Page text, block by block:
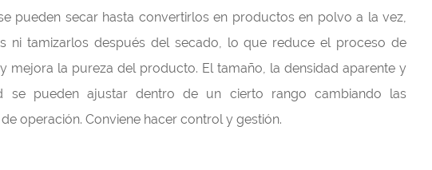
pueden secar hasta convertirlos en productos en polvo a la vez,
ni tamizarlos después del secado, lo que reduce el proceso de
mejora la pureza del producto. El tamaño, la densidad aparente y
se pueden ajustar dentro de un cierto rango cambiando las
operación. Conviene hacer control y gestión.